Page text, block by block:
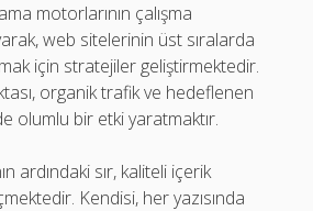
motorlarının çalışma
web sitelerinin üst sıralarda
için stratejiler geliştirmektedir.
organik trafik ve hedeflenen
olumlu bir etki yaratmaktır.
ardındaki sır, kaliteli içerik
Kendisi, her yazısında